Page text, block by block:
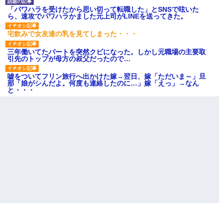
「パワハラを受けたから思い切って転職した」とSNSで呟いた
ら、速攻でパワハラかました元上司がLINEを送ってきた。
宅飲みで女友達の乳を見てしまった・・・
三年働いてたパートを突然クビになった。しかし元職場の主要取
引先のトップが母方の叔父だったので…
嘘をついてフリン旅行へ出かけた嫁→翌日、嫁「ただいま～」旦
那「娘がシんだよ。何度も連絡したのに…」嫁「えっ」→なん
と・・・